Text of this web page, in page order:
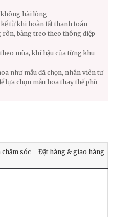
hài lòng
từ khi hoàn tất thanh toán
bảng treo theo thông điệp
mùa, khí hậu của từng khu
như mẫu đã chọn, nhân viên tư
lựa chọn mẫu hoa thay thế phù
sóc Đặt hàng & giao hàng